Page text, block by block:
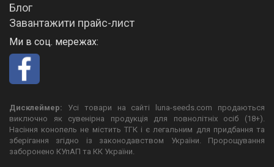
Блог
Завантажити прайс-лист
Ми в соц. мережах:
Дисклеймер: Усі товари на сайті luna-seeds.com продаються
виключно як сувенірна продукція для повнолітніх осіб (18+).
Насіння конопель не містить ТГК і є легальним для придбання та
зберігання згідно із законодавством України. Пророщування
заборонено КУпАП та КК України.